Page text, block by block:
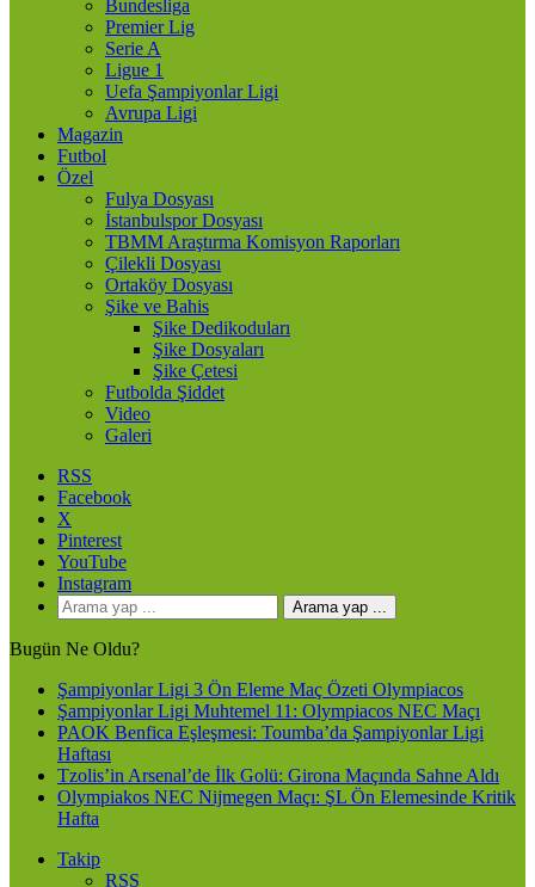
Bundesliga
Premier Lig
Serie A
Ligue 1
Uefa Şampiyonlar Ligi
Avrupa Ligi
Magazin
Futbol
Özel
Fulya Dosyası
İstanbulspor Dosyası
TBMM Araştırma Komisyon Raporları
Çilekli Dosyası
Ortaköy Dosyası
Şike ve Bahis
Şike Dedikoduları
Şike Dosyaları
Şike Çetesi
Futbolda Şiddet
Video
Galeri
RSS
Facebook
X
Pinterest
YouTube
Instagram
Arama yap ...
Bugün Ne Oldu?
Şampiyonlar Ligi 3 Ön Eleme Maç Özeti Olympiacos
Şampiyonlar Ligi Muhtemel 11: Olympiacos NEC Maçı
PAOK Benfica Eşleşmesi: Toumba’da Şampiyonlar Ligi
Haftası
Tzolis’in Arsenal’de İlk Golü: Girona Maçında Sahne Aldı
Olympiakos NEC Nijmegen Maçı: ŞL Ön Elemesinde Kritik
Hafta
Takip
RSS